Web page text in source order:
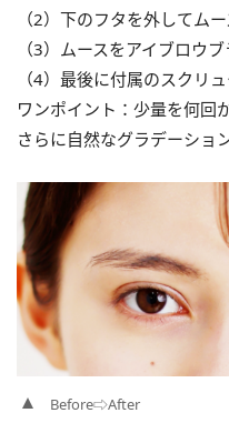
（2）下のフタを外してム
（3）ムースをアイブロウ
（4）最後に付属のスクリ
ワンポイント：少量を何回
さらに自然なグラデーショ
Before⇨After